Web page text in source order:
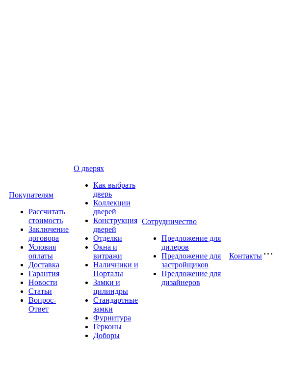
Покупателям
Рассчитать
стоимость
Заключение
договора
Условия
оплаты
Доставка
Гарантия
Новости
Статьи
Вопрос-
Ответ
О дверях
Как выбрать
дверь
Коллекции
дверей
Конструкция
дверей
Отделки
Окна и
витражи
Наличники и
Порталы
Замки и
цилиндры
Стандартные
замки
Фурнитура
Герконы
Доборы
Сотрудничество
Предложение для
дилеров
Предложение для
застройщиков
Предложение для
дизайнеров
Контакты